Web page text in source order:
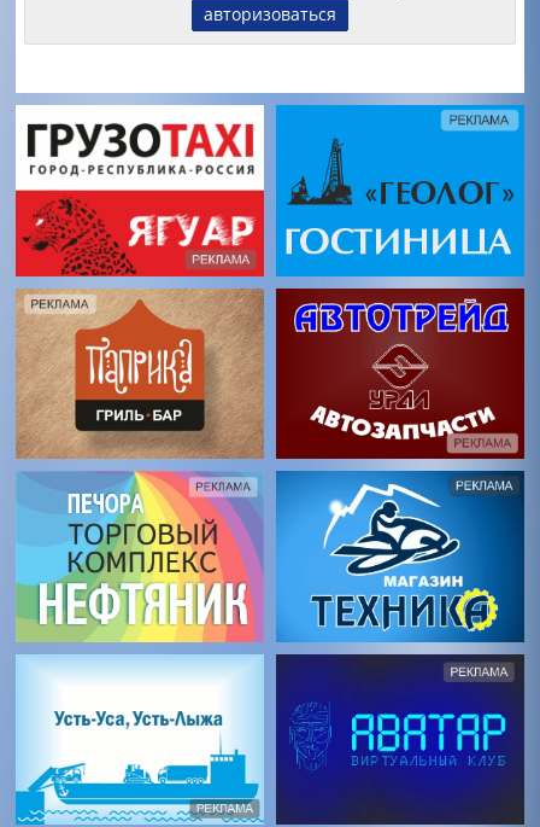
авторизоваться